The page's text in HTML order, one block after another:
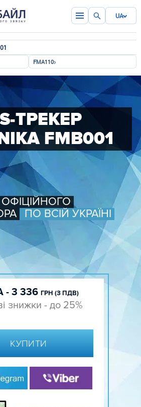
UA
FMA110›
ТРЕКЕР
FMB001
ОФІЦІЙНОГО
ПО ВСІЙ УКРАЇНІ
- 3 336 ГРН (З ПДВ)
знижки - до 25%
КУПИТИ